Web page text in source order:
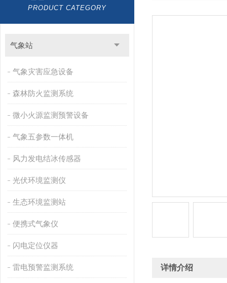
PRODUCT CATEGORY
气象站
气象灾害应急设备
森林防火监测系统
微小火源监测预警设备
气象五参数一体机
风力发电结冰传感器
光伏环境监测仪
生态环境监测站
便携式气象仪
闪电定位仪器
雷电预警监测系统 详情介绍